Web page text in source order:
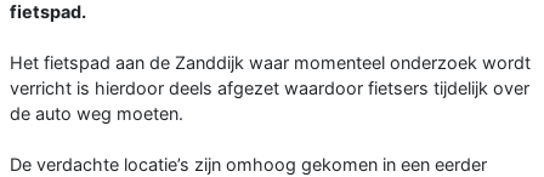
fietspad.
Het fietspad aan de Zanddijk waar momenteel onderzoek wordt
verricht is hierdoor deels afgezet waardoor fietsers tijdelijk over
de auto weg moeten.
De verdachte locatie’s zijn omhoog gekomen in een eerder